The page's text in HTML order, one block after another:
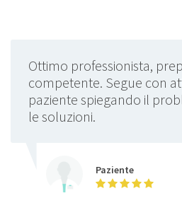
Ottimo professionista,
competente. Segue con
paziente spiegando il
le soluzioni.
Paziente